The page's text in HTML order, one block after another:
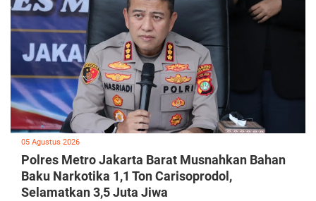
05 Agustus 2026
Polres Metro Jakarta Barat Musnahkan Bahan
Baku Narkotika 1,1 Ton Carisoprodol,
Selamatkan 3,5 Juta Jiwa